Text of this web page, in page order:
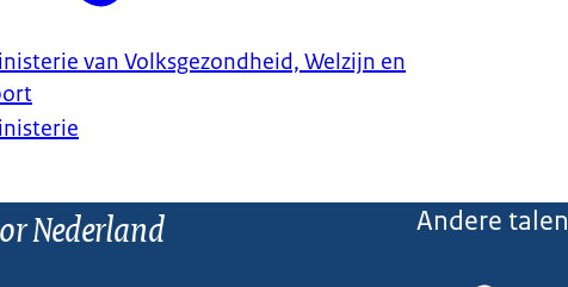
van Volksgezondheid, Welzijn en
Nederland Andere talen